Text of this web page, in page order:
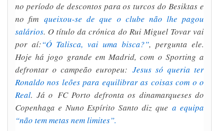
no período de descontos para os turcos do Besiktas e
no fimqueixou-se de que o clube não lhe pagou
salários. O título da crónica do Rui Miguel Tovar vai
por aí:“Ó Talisca, vai uma bisca?”, pergunta ele.
Hoje há jogo grande em Madrid, com o Sporting a
defrontar o campeão europeu: Jesus só queria ter
Ronaldo nos leões para equilibrar as coisas com o o
Real. Já o FC Porto defronta os dinamarqueses do
Copenhaga e Nuno Espírito Santo diz quea equipa
“não tem metas nem limites”.